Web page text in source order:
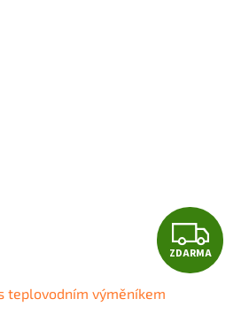
Z
D
ZDARMA
teplovodním výměníkem